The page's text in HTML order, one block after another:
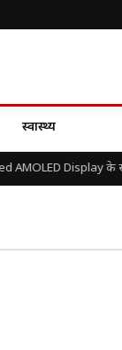
स्वास्थ्य
AMOLED Display के